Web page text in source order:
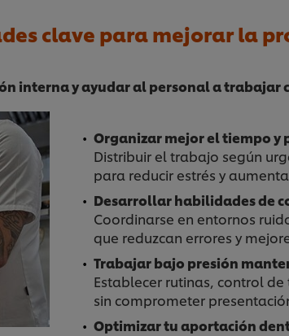
clave para mejorar la
interna y ayudar al personal a trabajar
Organizar mejor el tiempo y
Distribuir el trabajo según
para reducir estrés y
Desarrollar habilidades de
Coordinarse en entornos
que reduzcan errores y
Trabajar bajo presión
Establecer rutinas, control
sin comprometer
Optimizar tu aportación